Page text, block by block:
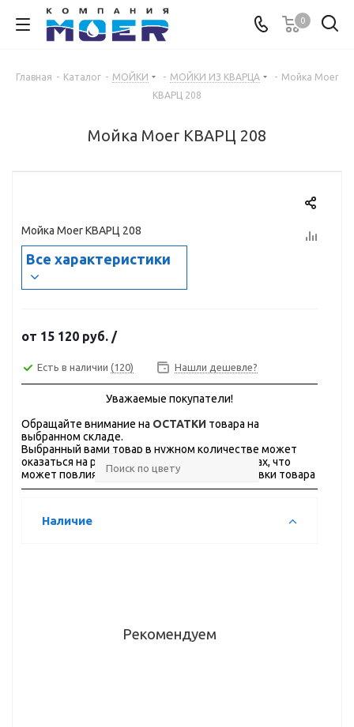
0
Главная - Каталог - МОЙКИ - МОЙКИ ИЗ КВАРЦА - Мойка Moer
КВАРЦ 208
Мойка Moer КВАРЦ 208
Мойка Moer КВАРЦ 208
Все характеристики
от 15 120 руб. /
Есть в наличии (120) Нашли дешевле?
Уважаемые покупатели!
Обращайте внимание на ОСТАТКИ товара на
выбранном складе.
Выбранный вами товар в нужном количестве может
оказаться на разных складах, в разных городах, что
может повлиять на стоимость и сроки доставки товара
Наличие
Рекомендуем